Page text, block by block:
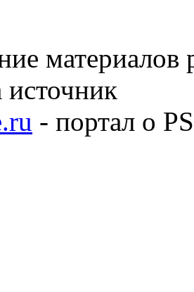
материалов
- портал о